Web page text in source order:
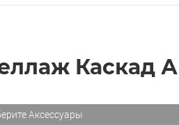
Каскад А
Аксессуары